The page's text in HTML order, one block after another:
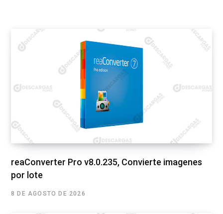
reaConverter Pro v8.0.235, Convierte imagenes
por lote
8 DE AGOSTO DE 2026